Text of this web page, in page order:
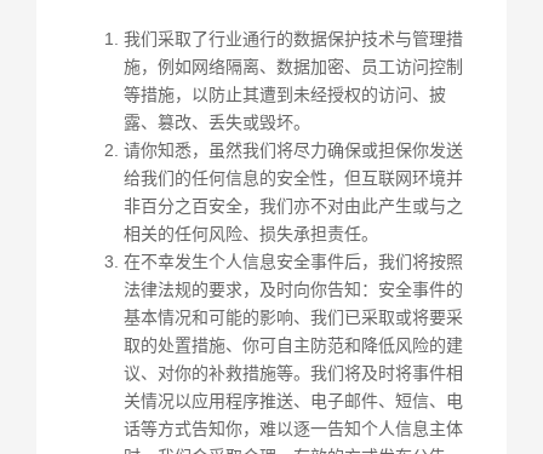
我们采取了行业通行的数据保护技术与管理措
施，例如网络隔离、数据加密、员工访问控制
等措施，以防止其遭到未经授权的访问、披
露、篡改、丢失或毁坏。
请你知悉，虽然我们将尽力确保或担保你发送
给我们的任何信息的安全性，但互联网环境并
非百分之百安全，我们亦不对由此产生或与之
相关的任何风险、损失承担责任。
在不幸发生个人信息安全事件后，我们将按照
法律法规的要求，及时向你告知：安全事件的
基本情况和可能的影响、我们已采取或将要采
取的处置措施、你可自主防范和降低风险的建
议、对你的补救措施等。我们将及时将事件相
关情况以应用程序推送、电子邮件、短信、电
话等方式告知你，难以逐一告知个人信息主体